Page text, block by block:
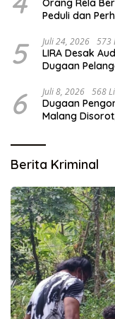
Orang Rela
Peduli dan
5 Juli 24, 2026 573
LIRA Desak
Dugaan
6 Juli 8, 2026 568
Dugaan
Malang
Berita Kriminal